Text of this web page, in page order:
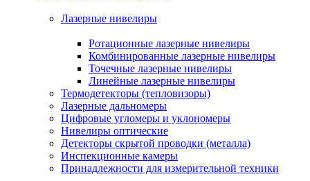
Лазерные нивелиры
Ротационные лазерные нивелиры
Комбинированные лазерные нивелиры
Точечные лазерные нивелиры
Линейные лазерные нивелиры
Термодетекторы (тепловизоры)
Лазерные дальномеры
Цифровые угломеры и уклономеры
Нивелиры оптические
Детекторы скрытой проводки (металла)
Инспекционные камеры
Принадлежности для измерительной техники